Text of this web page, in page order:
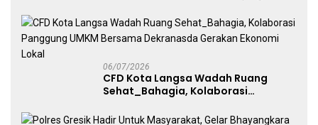
Free Day Makassar
06/07/2026
CFD Kota Langsa Wadah Ruang
Sehat_Bahagia, Kolaborasi
Dekranasda Gerakan Ekonomi Lokal